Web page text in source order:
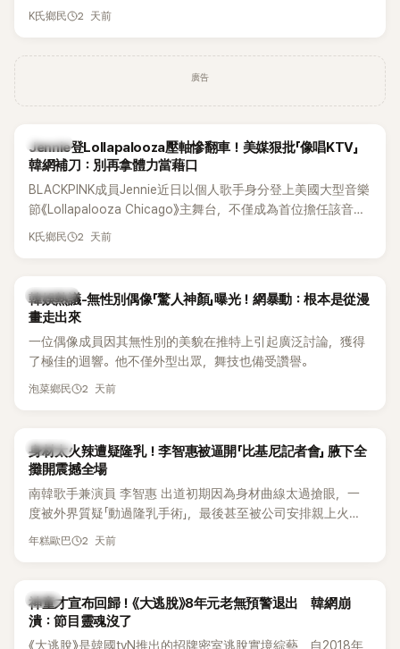
年沒有談戀愛，更首度透露空窗至今的原因，全與上一段戀情
K氏鄉民 2 天前
廣告
K-POP
Jennie登Lollapalooza壓軸慘翻車！美媒狠批「像唱KTV」
韓網補刀：別再拿體力當藉口
BLACKPINK成員Jennie近日以個人歌手身分登上美國大型音樂
節《Lollapalooza Chicago》主舞台，不僅成為首位擔任該音樂
節Headliner（壓軸主秀）的K-POP女SOLO歌手，寫下全新紀
形容整場演出「就像一場豪華KTV」。
K氏鄉民 2 天前
熱議討論
韓娛熱議-無性別偶像「驚人神顏」曝光！網暴動：根本是從漫
畫走出來
一位偶像成員因其無性別的美貌在推特上引起廣泛討論，獲得
了極佳的迴響。他不僅外型出眾，舞技也備受讚譽。
泡菜鄉民 2 天前
K-POP
身材太火辣遭疑隆乳！李智惠被逼開「比基尼記者會」 腋下全
攤開震撼全場
南韓歌手兼演員 李智惠 出道初期因為身材曲線太過搶眼，一
度被外界質疑「動過隆乳手術」，最後甚至被公司安排親上火
線，召開前所未見的「泳裝記者會」澄清。這場記者會後來還被
熱議。 2日播出的 SBS 綜藝節目《我的經紀人太難搞－秘書
鎮》，邀請同時兼顧工作與育兒的演藝圈代表「媽媽群」——李智
惠、李賢怡、李恩亨，以第13位「My Star」身分登場，分享最真
年糕歐巴 2 天前
韓星
神童才宣布回歸！《大逃脫》8年元老無預警退出 韓網崩
潰：節目靈魂沒了
《大逃脫》是韓國tvN推出的招牌密室逃脫實境綜藝，自2018年